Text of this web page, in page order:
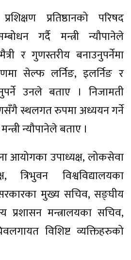
प्रतिष्ठानको परिषद
गर्दै मन्त्री न्यौपानेले
र गुणस्तरीय बनाउनुपर्नेमा
सेल्फ लर्निङ, इलर्निङ र
उनले बताए । निजामती
स्थलगत रुपमा अध्ययन गर्ने
न्यौपानेले बताए ।
आयोगका उपाध्यक्ष, लोकसेवा
त्रिभुवन विश्वविद्यालयका
मुख्य सचिव, सङ्घीय
प्रशासन मन्त्रालयका सचिव,
विशिष्ट व्यक्तिहरुको